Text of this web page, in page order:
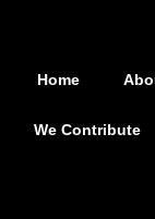
Home
We Contribute